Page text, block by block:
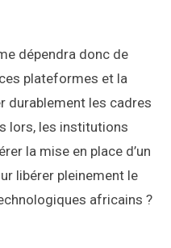
dépendra donc de
plateformes et la
durablement les cadres
lors, les institutions
la mise en place d’un
libérer pleinement le
africains ?